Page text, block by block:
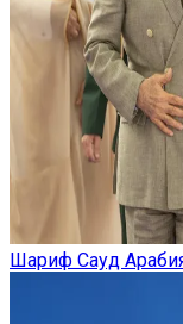
Шариф Сауд